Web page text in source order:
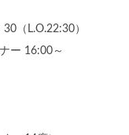
（L.O.22:30）
ー 16:00～